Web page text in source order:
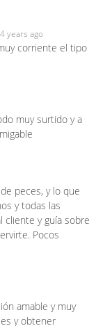
4 years ago
corriente el tipo
muy surtido y a
peces, y lo que
y todas las
cliente y guía sobre
Pocos
amable y muy
y obtener